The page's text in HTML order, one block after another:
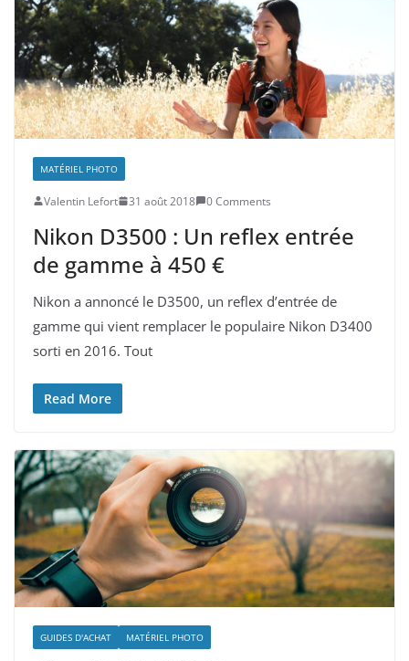
MATÉRIEL PHOTO
Valentin Lefort 31 août 2018 0 Comments
Nikon D3500 : Un reflex entrée
de gamme à 450 €
Nikon a annoncé le D3500, un reflex d’entrée de
gamme qui vient remplacer le populaire Nikon D3400
sorti en 2016. Tout
Read More
GUIDES D'ACHAT MATÉRIEL PHOTO